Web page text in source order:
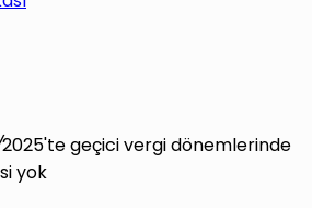
2025'te geçici vergi dönemlerinde
yok